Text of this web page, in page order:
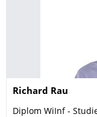
Name
Richard Rau
Diplom WiInf -